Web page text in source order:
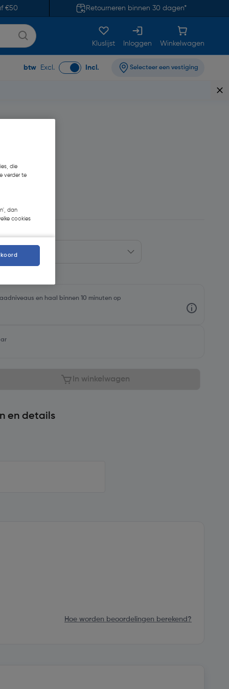
€50 Retourneren binnen 30 dagen*
Kluslijst Inloggen Winkelwagen
btw Excl. Incl. Selecteer een vestiging
en haal binnen 10 minuten op
In winkelwagen
en details
Hoe worden beoordelingen berekend?
die
verder te
dan
cookies